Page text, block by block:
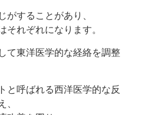
がすることがあり、
れぞれになります。
て東洋医学的な経絡を調整
と呼ばれる西洋医学的な反